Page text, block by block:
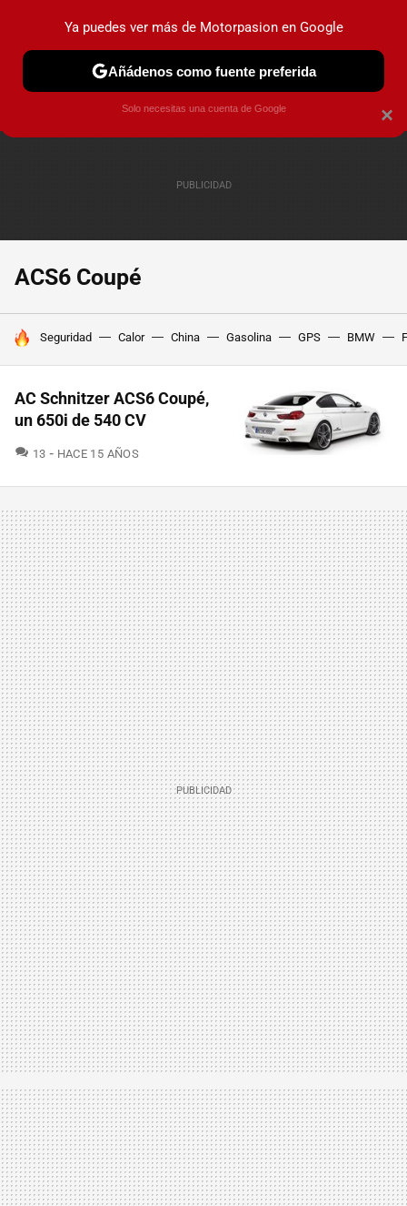
PRUEBAS COCHES ELÉCTRICOS OBSERVATORIO
ACS6 Coupé
HOY SE HABLA DE
Seguridad Calor China Gasolina GPS BMW
AC Schnitzer ACS6 Coupé,
un 650i de 540 CV
13 COMENTARIOS
HACE 15 AÑOS
×
Ya puedes ver más de Motorpasion en Google
Añádenos como fuente preferida
Solo necesitas una cuenta de Google